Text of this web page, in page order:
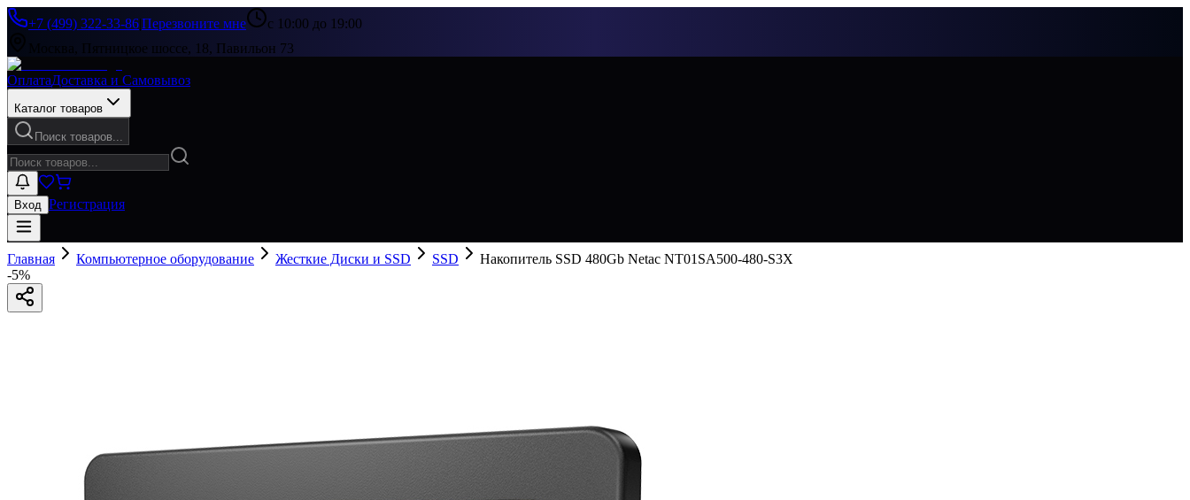
+7 (499) 322-33-86|Перезвоните мне
с 10:00 до 19:00
Москва, Пятницкое шоссе, 18, Павильон 73
ОплатаДоставка и Самовывоз
Каталог товаров
Поиск товаров...
Вход Регистрация
Главная Компьютерное оборудование Жесткие Диски и SSD SSD
Накопитель SSD 480Gb Netac NT01SA500-480-S3X
-5%